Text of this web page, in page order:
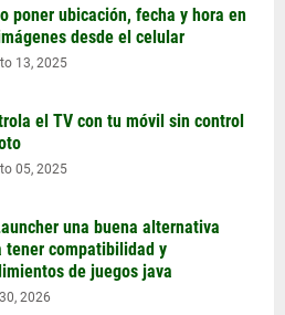
poner ubicación, fecha y hora en
desde el celular
13, 2025
el TV con tu móvil sin control
05, 2025
una buena alternativa
tener compatibilidad y
de juegos java
2026